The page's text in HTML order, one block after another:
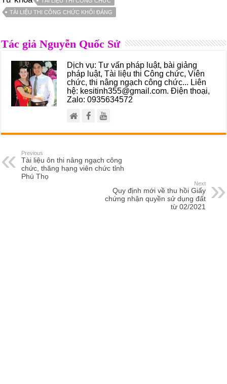
TÀI LIỆU THI CÔNG CHỨC KHỐI ĐẢNG
Tác giả Nguyễn Quốc Sử
Dịch vụ: Tư vấn pháp luật, bài giảng
pháp luật, Tài liệu thi Công chức, Viên
chức, thi nâng ngạch công chức... Liên
hệ: kesitinh355@gmail.com. Điện thoại,
Zalo: 0935634572
Previous
Tài liệu ôn thi nâng ngạch công
chức, thăng hạng viên chức tỉnh
Phú Thọ
Next
Quy định mới về thu hồi Giấy
chứng nhận quyền sử dụng đất
từ 02/2021